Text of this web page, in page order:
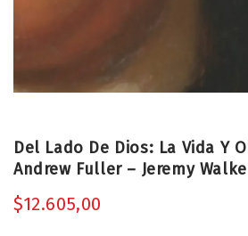
Del Lado De Dios: La Vida Y
Andrew Fuller – Jeremy
$12.605,00